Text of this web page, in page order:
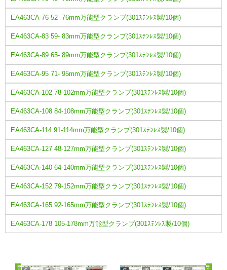
EA463CA-76 52- 76mm万能型クランプ(301ｽﾃﾝﾚｽ製/10個)
EA463CA-83 59- 83mm万能型クランプ(301ｽﾃﾝﾚｽ製/10個)
EA463CA-89 65- 89mm万能型クランプ(301ｽﾃﾝﾚｽ製/10個)
EA463CA-95 71- 95mm万能型クランプ(301ｽﾃﾝﾚｽ製/10個)
EA463CA-102 78-102mm万能型クランプ(301ｽﾃﾝﾚｽ製/10個)
EA463CA-108 84-108mm万能型クランプ(301ｽﾃﾝﾚｽ製/10個)
EA463CA-114 91-114mm万能型クランプ(301ｽﾃﾝﾚｽ製/10個)
EA463CA-127 48-127mm万能型クランプ(301ｽﾃﾝﾚｽ製/10個)
EA463CA-140 64-140mm万能型クランプ(301ｽﾃﾝﾚｽ製/10個)
EA463CA-152 79-152mm万能型クランプ(301ｽﾃﾝﾚｽ製/10個)
EA463CA-165 92-165mm万能型クランプ(301ｽﾃﾝﾚｽ製/10個)
EA463CA-178 105-178mm万能型クランプ(301ｽﾃﾝﾚｽ製/10個)